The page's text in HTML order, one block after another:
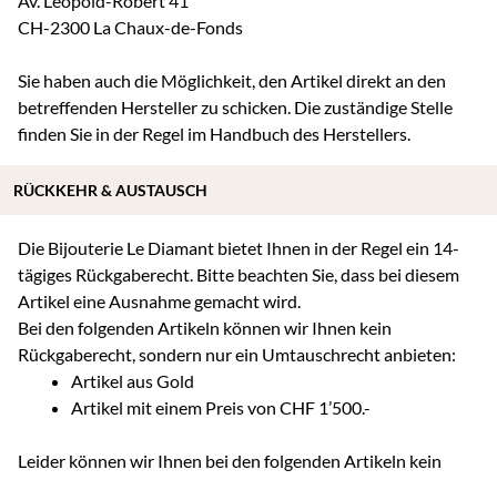
CH-2300 La Chaux-de-Fonds
Sie haben auch die Möglichkeit, den Artikel direkt an den
betreffenden Hersteller zu schicken. Die zuständige Stelle
finden Sie in der Regel im Handbuch des Herstellers.
Die Bijouterie Le Diamant bietet Ihnen in der Regel ein 14-
tägiges Rückgaberecht. Bitte beachten Sie, dass bei diesem
Artikel eine Ausnahme gemacht wird.
Bei den folgenden Artikeln können wir Ihnen kein
Rückgaberecht, sondern nur ein Umtauschrecht anbieten:
Artikel aus Gold
Artikel mit einem Preis von CHF 1’500.-
Leider können wir Ihnen bei den folgenden Artikeln kein
RÜCKKEHR & AUSTAUSCH